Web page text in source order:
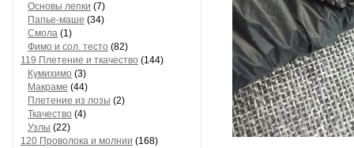
Основы лепки (7)
Папье-маше (34)
Смола (1)
Фимо и сол. тесто (82)
119 Плетение и ткачество (144)
Кумихимо (3)
Макраме (44)
Плетение из лозы (2)
Ткачество (4)
Узлы (22)
120 Проволока и молнии (168)